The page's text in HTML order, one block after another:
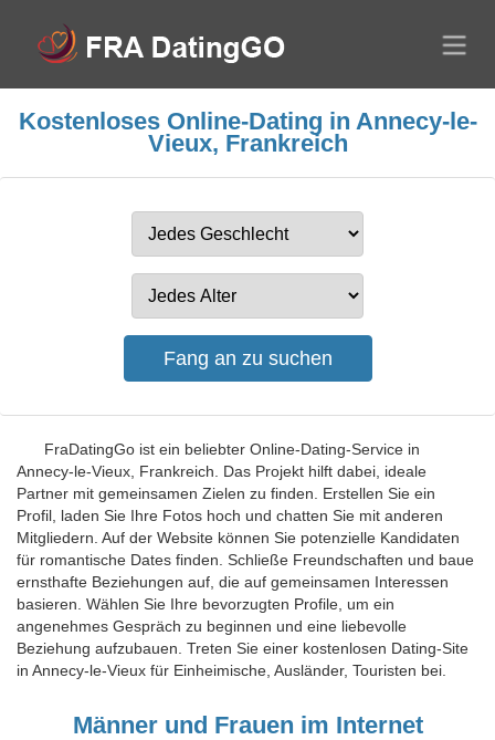
Kostenloses Online-Dating in Annecy-le-
Vieux, Frankreich
FraDatingGo ist ein beliebter Online-Dating-Service in
Annecy-le-Vieux, Frankreich. Das Projekt hilft dabei, ideale
Partner mit gemeinsamen Zielen zu finden. Erstellen Sie ein
Profil, laden Sie Ihre Fotos hoch und chatten Sie mit anderen
Mitgliedern. Auf der Website können Sie potenzielle Kandidaten
für romantische Dates finden. Schließe Freundschaften und baue
ernsthafte Beziehungen auf, die auf gemeinsamen Interessen
basieren. Wählen Sie Ihre bevorzugten Profile, um ein
angenehmes Gespräch zu beginnen und eine liebevolle
Beziehung aufzubauen. Treten Sie einer kostenlosen Dating-Site
in Annecy-le-Vieux für Einheimische, Ausländer, Touristen bei.
Männer und Frauen im Internet